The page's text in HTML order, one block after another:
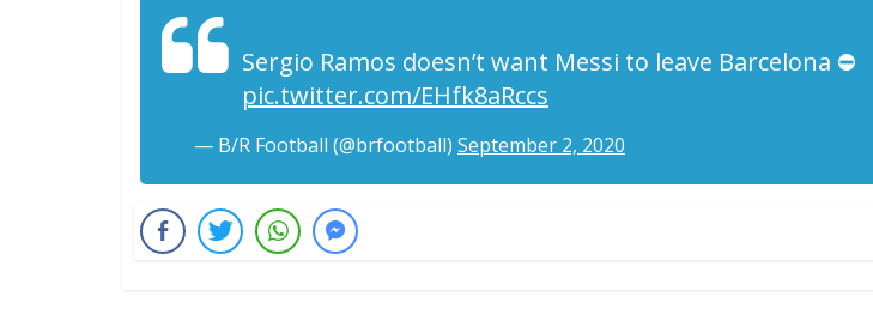
Sergio Ramos doesn’t want Messi to leave Barcelona ⛔️
pic.twitter.com/EHfk8aRccs
— B/R Football (@brfootball) September 2, 2020